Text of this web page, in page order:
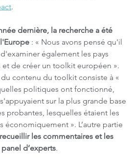
.
dernière, la recherche a été
: « Nous avons pensé qu'il
également les pays
et de créer un toolkit européen ».
contenu du toolkit consiste à «
politiques ont fonctionné,
sur la plus grande base
probantes, lesquelles étaient les
économiquement ». L’autre partie
recueillir les commentaires et les
d’experts.